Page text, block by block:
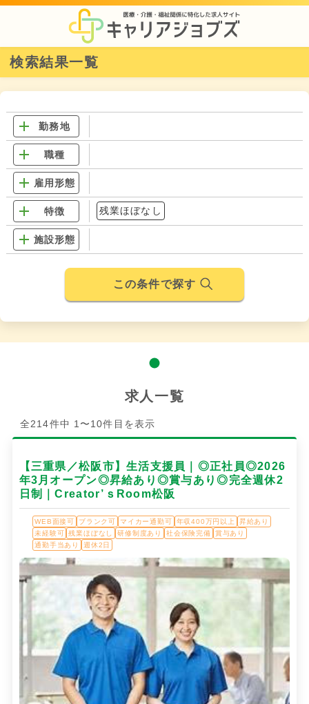
検索結果一覧
勤務地
職種
雇用形態
特徴 残業ほぼなし
施設形態
この条件で探す
求人一覧
全214件中 1〜10件目を表示
【三重県／松阪市】生活支援員｜◎正社員◎2026
年3月オープン◎昇給あり◎賞与あり◎完全週休2
日制｜Creator’ｓRoom松阪
WEB面接可 ブランク可 マイカー通勤可 年収400万円以上
昇給あり
未経験可 残業ほぼなし 研修制度あり 社会保険完備
賞与あり
通勤手当あり
週休2日